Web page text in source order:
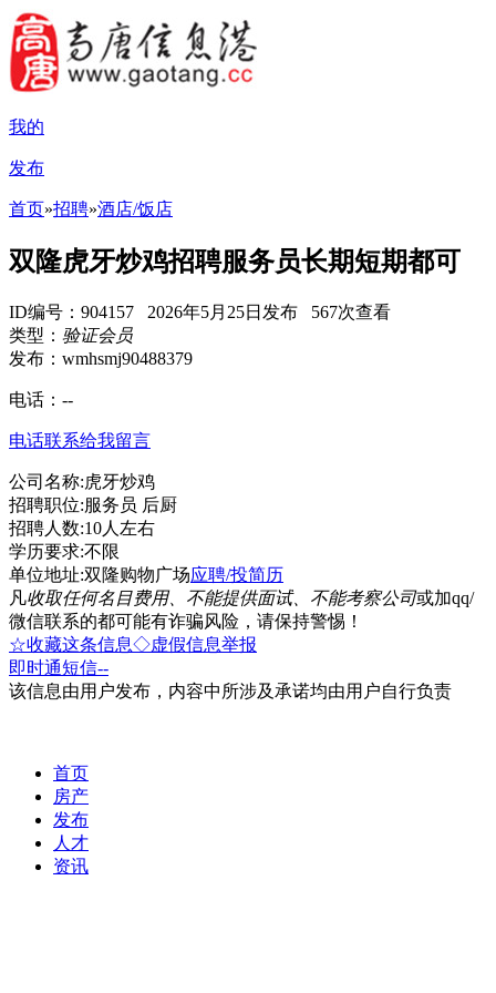
我的
发布
首页»招聘»酒店/饭店
双隆虎牙炒鸡招聘服务员长期短期都可
ID编号：904157 2026年5月25日发布 567次查看
类型： 验证会员
发布：wmhsmj90488379
电话： --
电话联系给我留言
公司名称:虎牙炒鸡
招聘职位:服务员 后厨
招聘人数:10人左右
学历要求:不限
单位地址:双隆购物广场应聘/投简历
凡收取任何名目费用、不能提供面试、不能考察公司或加qq/
微信联系的都可能有诈骗风险，请保持警惕！
☆收藏这条信息◇虚假信息举报
即时通短信--
该信息由用户发布，内容中所涉及承诺均由用户自行负责
首页
房产
发布
人才
资讯